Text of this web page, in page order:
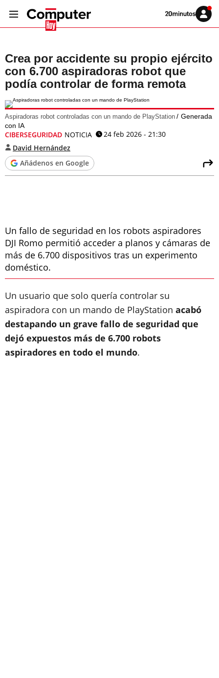
Volver
Iniciar
sesión
Crea por accidente su propio ejército
con 6.700 aspiradoras robot que
podía controlar de forma remota
Aspiradoras robot controladas con un mando de PlayStation
Generada
con IA
CIBERSEGURIDAD NOTICIA
24 feb 2026 - 21:30
David Hernández
Añádenos en Google
Un fallo de seguridad en los robots aspiradores
DJI Romo permitió acceder a planos y cámaras de
más de 6.700 dispositivos tras un experimento
doméstico.
Un usuario que solo quería controlar su
aspiradora con un mando de PlayStation acabó
destapando un grave fallo de seguridad que
dejó expuestos más de 6.700 robots
aspiradores en todo el mundo.